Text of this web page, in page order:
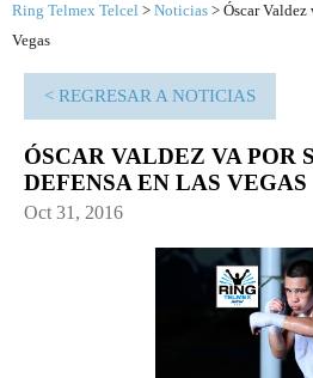
Ring Telmex Telcel > Noticias > Óscar Valdez
Vegas
< REGRESAR A NOTICIAS
ÓSCAR VALDEZ VA POR
DEFENSA EN LAS VEGAS
Oct 31, 2016